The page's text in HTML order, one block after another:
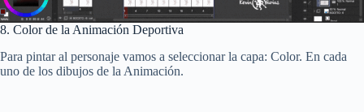
8. Color de la Animación Deportiva
Para pintar al personaje vamos a seleccionar la capa: Color. En cada
uno de los dibujos de la Animación.